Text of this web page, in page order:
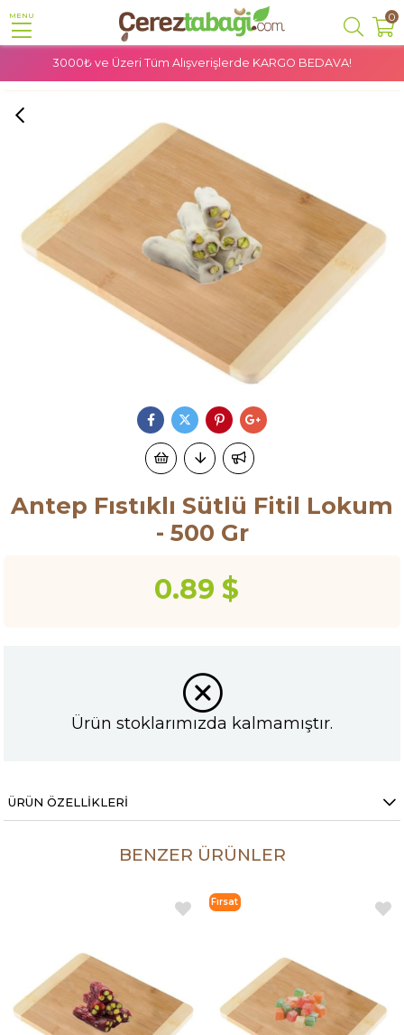
MENU 0
3000₺ ve Üzeri Tüm Alışverişlerde KARGO BEDAVA!
Antep Fıstıklı Sütlü Fitil Lokum - 500 Gr
Antep Fıstıklı Sütlü Fitil Lokum
- 500 Gr
0.89 $
Ürün stoklarımızda kalmamıştır.
ÜRÜN ÖZELLIKLERI
BENZER ÜRÜNLER
Fırsat